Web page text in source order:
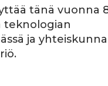
tänä vuonna
teknologian
ja